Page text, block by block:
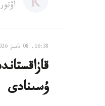
اۆتور
16:38, 08 تامىز 2026
ۇسىنادى